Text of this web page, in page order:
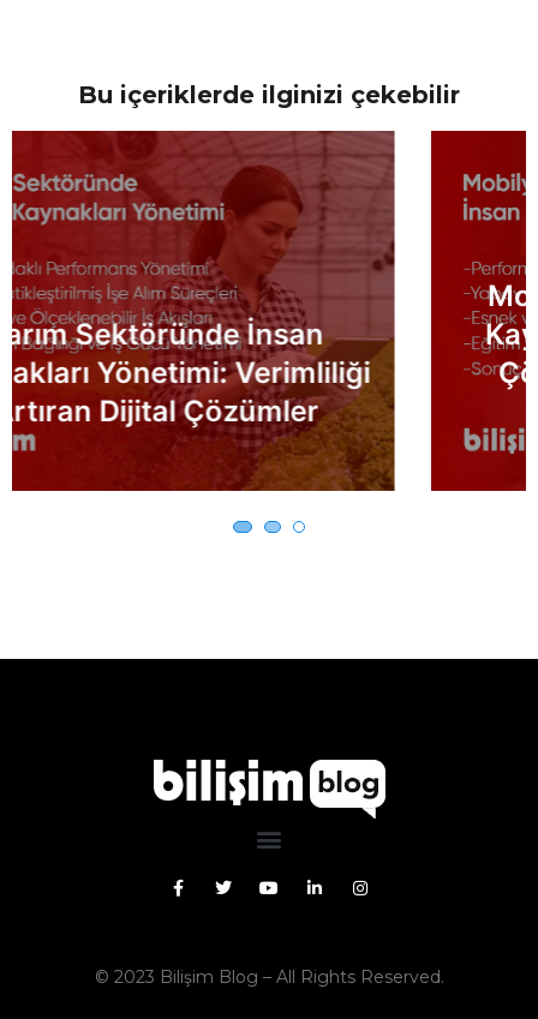
Bu içeriklerde ilginizi çekebilir
Mobilya Sektöründe İnsan
Kaynakları Yönetimi: Dijital
Çözümlerle Verimliliği ve
Üretkenliği Artırın
© 2023 Bilişim Blog – All Rights Reserved.